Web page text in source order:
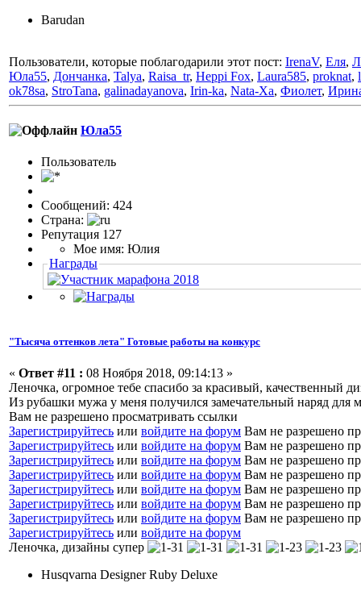
Barudan
Пользователи, которые поблагодарили этот пост: IrenaV, Еля,
Юла55, Дончанка, Talya, Raisa_tr, Heppi Fox, Laura585, proknat,
ok78sa, StroTana, galinadayanova, Irin-ka, Nata-Xa, Фиолет,
Юла55
Пользовaтeль
Сообщений: 424
Страна:
Репутация 127
Мое имя: Юлия
Награды
"Тысяча оттенков лета" Готовые работы на конкурс
« Ответ #11 : 08 Ноября 2018, 09:14:13 »
Леночка, огромное тебе спасибо за красивый, качественный
Из рубашки мужа у меня получился замечательный наряд для
Вам не разрешено просматривать ссылки
Зарегистрируйтесь или войдите на форум Вам не разрешено
Зарегистрируйтесь или войдите на форум Вам не разрешено
Зарегистрируйтесь или войдите на форум Вам не разрешено
Зарегистрируйтесь или войдите на форум Вам не разрешено
Зарегистрируйтесь или войдите на форум Вам не разрешено
Зарегистрируйтесь или войдите на форум Вам не разрешено
Зарегистрируйтесь или войдите на форум Вам не разрешено
Зарегистрируйтесь или войдите на форум
Леночка, дизайны супер
Husqvarna Designer Ruby Deluxe